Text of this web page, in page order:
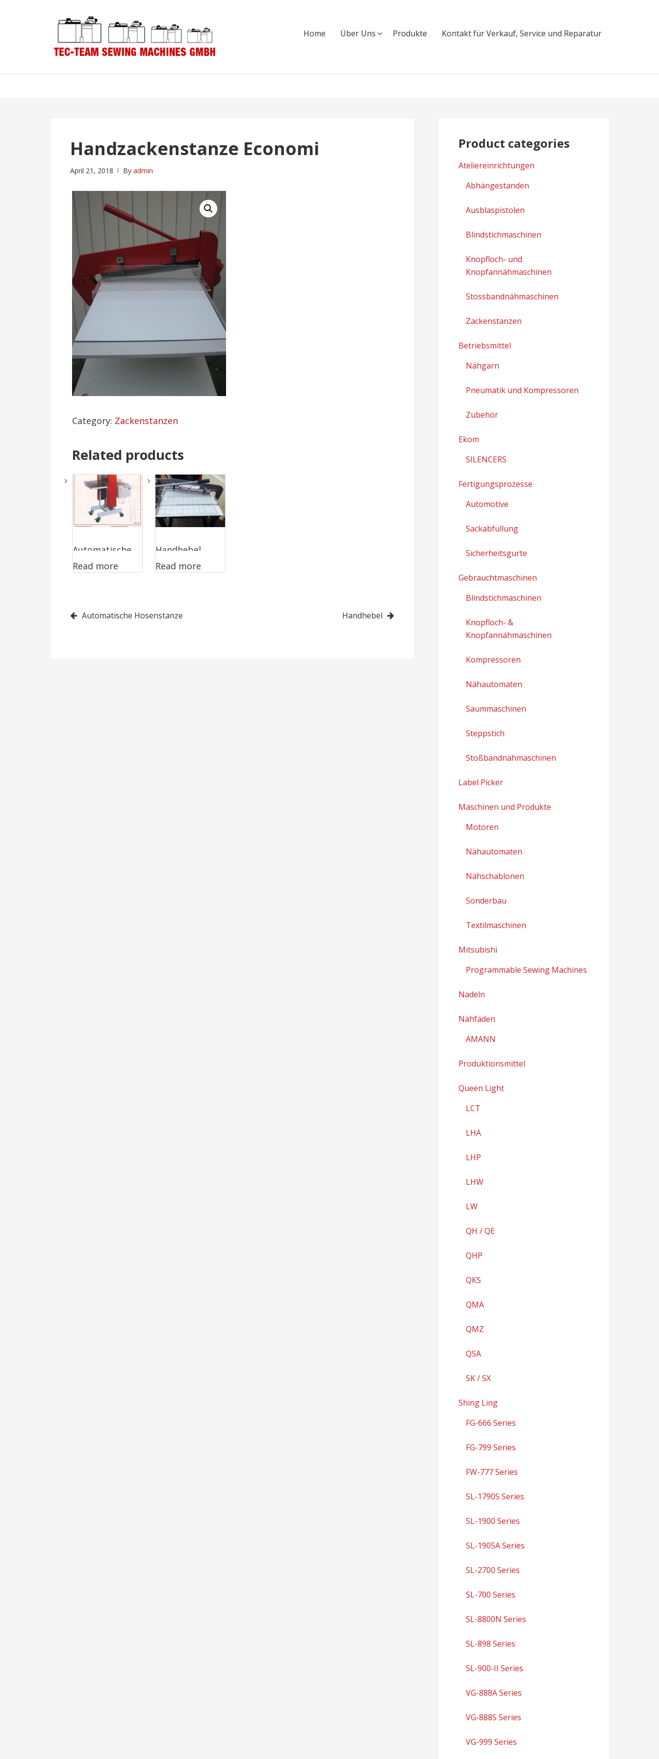
navigation
Home Über Uns Produkte Kontakt für Verkauf, Service und Reparatur
Handzackenstanze Economi
April 21, 2018 By admin
Category: Zackenstanzen
Related products
Automatische
Hosenstanze
Read more
Handhebel
Read more
Post
Automatische Hosenstanze Handhebel
Product categories
Ateliereinrichtungen
Abhängestanden
Ausblaspistolen
Blindstichmaschinen
Knopfloch- und
Knopfannähmaschinen
Stossbandnähmaschinen
Zackenstanzen
Betriebsmittel
Nähgarn
Pneumatik und Kompressoren
Zubehör
Ekom
SILENCERS
Fertigungsprozesse
Automotive
Sackabfüllung
Sicherheitsgurte
Gebrauchtmaschinen
Blindstichmaschinen
Knopfloch- &
Knopfannähmaschinen
Kompressoren
Nähautomaten
Saummaschinen
Steppstich
Stoßbandnähmaschinen
Label Picker
Maschinen und Produkte
Motoren
Nähautomaten
Nähschablonen
Sonderbau
Textilmaschinen
Mitsubishi
Programmable Sewing Machines
Nadeln
Nähfäden
AMANN
Produktionsmittel
Queen Light
LCT
LHA
LHP
LHW
LW
QH / QE
QHP
QKS
QMA
QMZ
QSA
SK / SX
Shing Ling
FG-666 Series
FG-799 Series
FW-777 Series
SL-1790S Series
SL-1900 Series
SL-1905A Series
SL-2700 Series
SL-700 Series
SL-8800N Series
SL-898 Series
SL-900-II Series
VG-888A Series
VG-888S Series
VG-999 Series